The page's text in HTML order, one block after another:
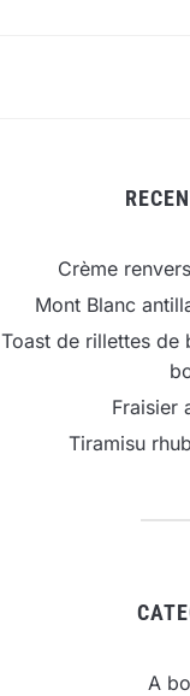
Crème
Mont Blanc
Toast de rillettes de
Fraisier
Tiramisu
A